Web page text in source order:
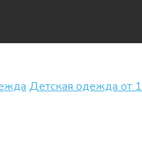
Детская одежда от